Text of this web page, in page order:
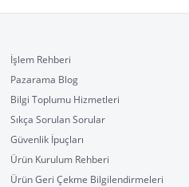
İşlem Rehberi
Pazarama Blog
Bilgi Toplumu Hizmetleri
Sıkça Sorulan Sorular
Güvenlik İpuçları
Ürün Kurulum Rehberi
Ürün Geri Çekme Bilgilendirmeleri